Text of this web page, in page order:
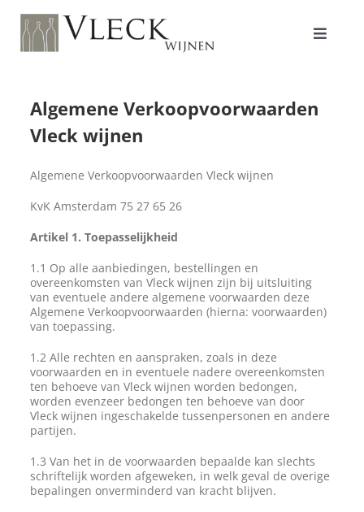
inhoud
Toggle
Proeverijen
Contact
Winkelmand 0
Mijn Account
Algemene Verkoopvoorwaarden
Vleck wijnen
Algemene Verkoopvoorwaarden Vleck wijnen
KvK Amsterdam 75 27 65 26
Artikel 1. Toepasselijkheid
1.1 Op alle aanbiedingen, bestellingen en
overeenkomsten van Vleck wijnen zijn bij uitsluiting
van eventuele andere algemene voorwaarden deze
Algemene Verkoopvoorwaarden (hierna: voorwaarden)
van toepassing.
1.2 Alle rechten en aanspraken, zoals in deze
voorwaarden en in eventuele nadere overeenkomsten
ten behoeve van Vleck wijnen worden bedongen,
worden evenzeer bedongen ten behoeve van door
Vleck wijnen ingeschakelde tussenpersonen en andere
partijen.
1.3 Van het in de voorwaarden bepaalde kan slechts
schriftelijk worden afgeweken, in welk geval de overige
bepalingen onverminderd van kracht blijven.